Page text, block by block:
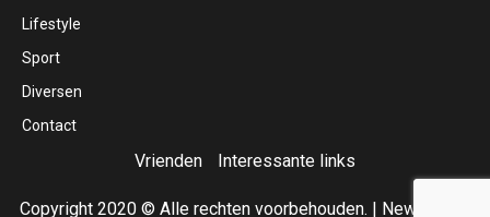
Lifestyle
Sport
Diversen
Contact
Vrienden Interessante links
Copyright 2020 © Alle rechten voorbehouden. | Newsphere